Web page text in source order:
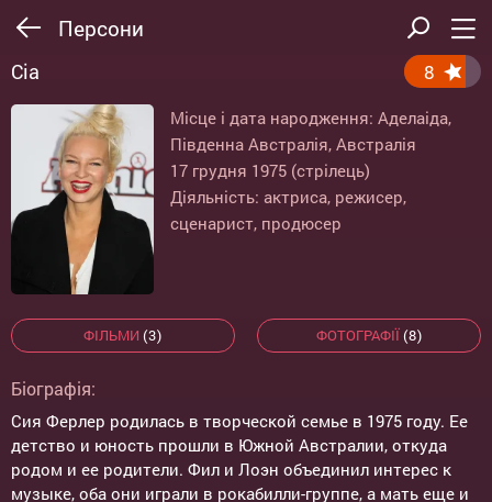
Персони
Сіа 8
Місце і дата народження: Аделаіда,
Південна Австралія, Австралія
17 грудня 1975 (стрілець)
Діяльність: актриса, режисер,
сценарист, продюсер
ФІЛЬМИ (3) ФОТОГРАФІЇ(8)
Біографія:
Сия Ферлер родилась в творческой семье в 1975 году. Ее
детство и юность прошли в Южной Австралии, откуда
родом и ее родители. Фил и Лоэн объединил интерес к
музыке, оба они играли в рокабилли-группе, а мать еще и